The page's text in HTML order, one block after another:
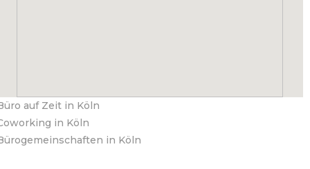
auf Zeit in Köln
in Köln
in Köln